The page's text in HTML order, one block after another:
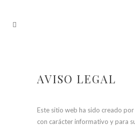
AVISO LEGAL
Este sitio web ha sido creado
con carácter informativo y para